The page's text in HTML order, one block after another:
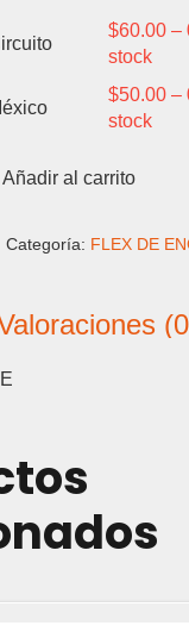
$60.00 –
stock
$50.00 –
stock
Añadir al carrito
Categoría: FLEX DE